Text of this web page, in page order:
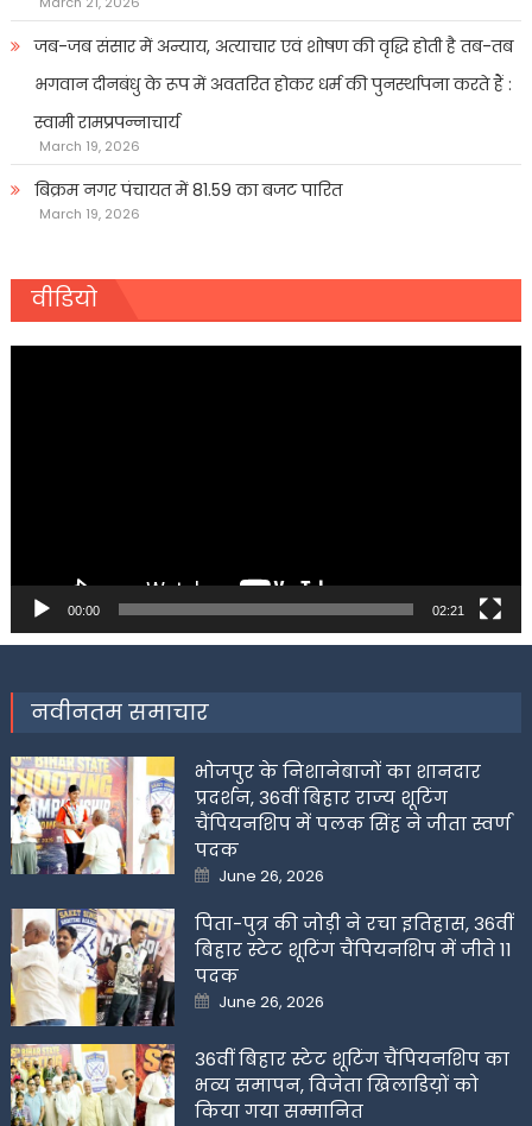
जब-जब संसार में अन्याय, अत्याचार एवं शोषण की वृद्धि होती है तब-तब
भगवान दीनबंधु के रूप में अवतरित होकर धर्म की पुनर्स्थापना करते हैं :
स्वामी रामप्रपन्नाचार्य
March 19, 2026
बिक्रम नगर पंचायत में 81.59 का बजट पारित
March 19, 2026
वीडियो
00:00 02:21
नवीनतम समाचार
भोजपुर के निशानेबाजों का शानदार
प्रदर्शन, 36वीं बिहार राज्य शूटिंग
चैंपियनशिप में पलक सिंह ने जीता स्वर्ण
पदक
Posted
on
June 26, 2026
पिता-पुत्र की जोड़ी ने रचा इतिहास, 36वीं
बिहार स्टेट शूटिंग चैंपियनशिप में जीते 11
पदक
Posted
on
June 26, 2026
36वीं बिहार स्टेट शूटिंग चैंपियनशिप का
भव्य समापन, विजेता खिलाडिय़ों को
किया गया सम्मानित